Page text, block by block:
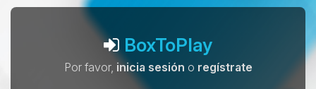
BoxToPlay
Por favor, inicia sesión o regístrate